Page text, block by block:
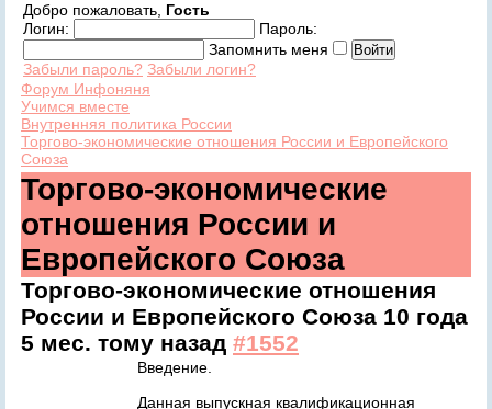
Добро пожаловать, Гость
Логин:
Пароль:
Запомнить меня
Забыли пароль? Забыли логин?
Форум Инфоняня
Учимся вместе
Внутренняя политика России
Торгово-экономические отношения России и Европейского
Союза
Торгово-экономические
отношения России и
Европейского Союза
Торгово-экономические отношения
России и Европейского Союза 10 года
5 мес. тому назад #1552
Введение.
Данная выпускная квалификационная